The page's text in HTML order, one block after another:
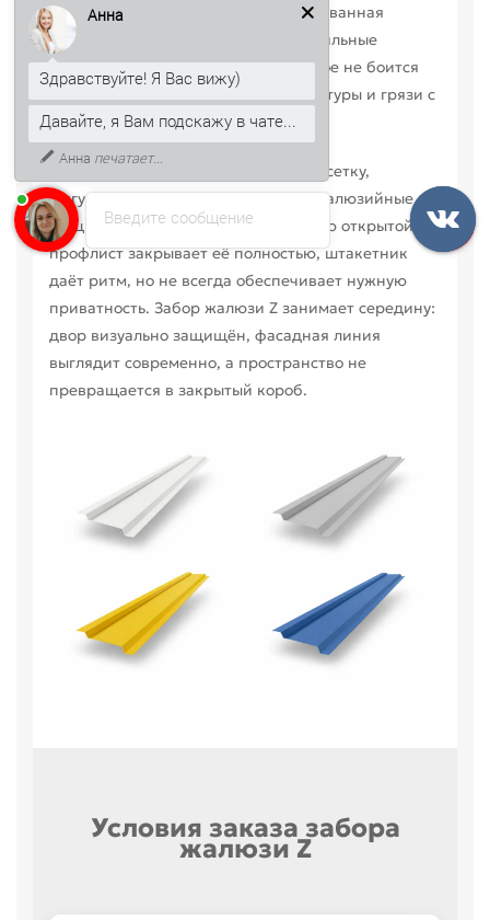
Петербурга особенно важны оцинкованная
основа, ровная линия секций, правильные
крепёжные узлы и покрытие, которое не боится
сырого воздуха, перепадов температуры и грязи с
дорог.
Перед заказом обычно сравнивают сетку,
фигурный профлист, штакетник и жалюзийные
секции. Сетка оставляет территорию открытой,
профлист закрывает её полностью, штакетник
даёт ритм, но не всегда обеспечивает нужную
приватность. Забор жалюзи Z занимает середину:
двор визуально защищён, фасадная линия
выглядит современно, а пространство не
превращается в закрытый короб.
Условия заказа забора
жалюзи Z
Введите сообщение
Здравствуйте! Я Вас вижу)
Давайте, я Вам подскажу в чате...
К тому же, могу рассказать, как
получить скидку 5% на первый
заказ.